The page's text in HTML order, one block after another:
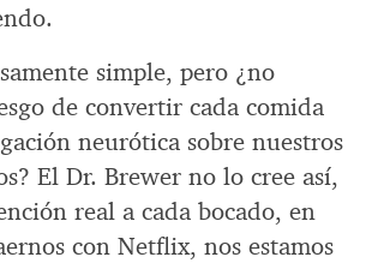
simple, pero ¿no
de convertir cada comida
neurótica sobre nuestros
El Dr. Brewer no lo cree así,
real a cada bocado, en
con Netflix, nos estamos